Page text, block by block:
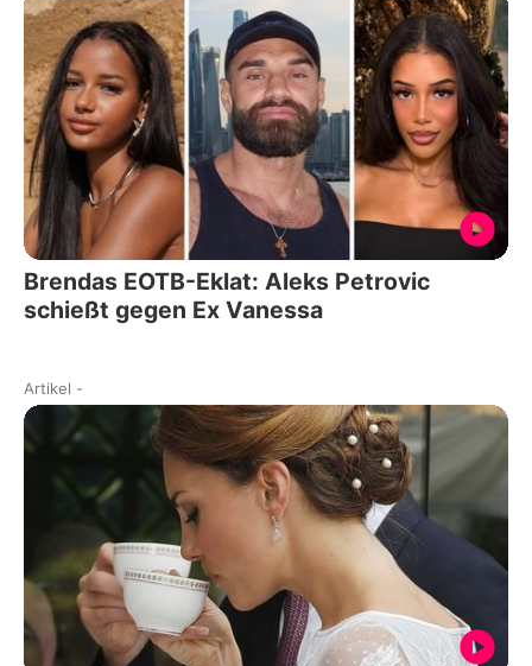
Brendas EOTB-Eklat: Aleks Petrovic
schießt gegen Ex Vanessa
Artikel -